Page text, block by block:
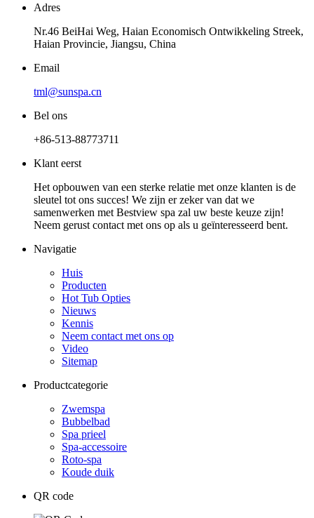
Adres
Nr.46 BeiHai Weg, Haian Economisch Ontwikkeling Streek,
Haian Provincie, Jiangsu, China
Email
tml@sunspa.cn
Bel ons
+86-513-88773711
Klant eerst
Het opbouwen van een sterke relatie met onze klanten is de
sleutel tot ons succes! We zijn er zeker van dat we
samenwerken met Bestview spa zal uw beste keuze zijn!
Neem gerust contact met ons op als u geïnteresseerd bent.
Navigatie
Huis
Producten
Hot Tub Opties
Nieuws
Kennis
Neem contact met ons op
Video
Sitemap
Productcategorie
Zwemspa
Bubbelbad
Spa prieel
Spa-accessoire
Roto-spa
Koude duik
QR code